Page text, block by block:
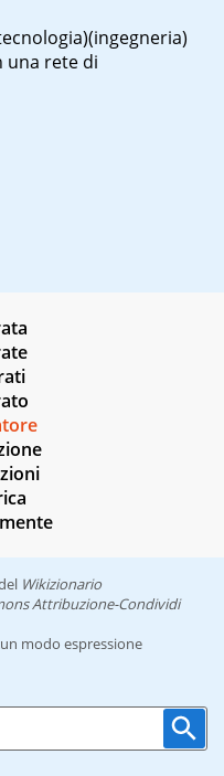
una rete di
Wikizionario
Attribuzione-Condividi
modo espressione